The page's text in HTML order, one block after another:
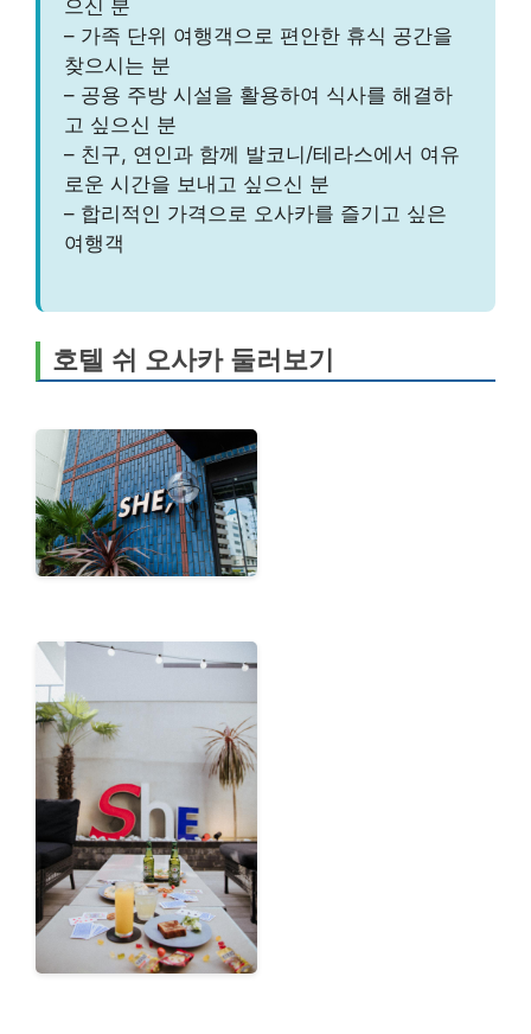
으신 분
– 가족 단위 여행객으로 편안한 휴식 공간을
찾으시는 분
– 공용 주방 시설을 활용하여 식사를 해결하
고 싶으신 분
– 친구, 연인과 함께 발코니/테라스에서 여유
로운 시간을 보내고 싶으신 분
– 합리적인 가격으로 오사카를 즐기고 싶은
여행객
호텔 쉬 오사카 둘러보기